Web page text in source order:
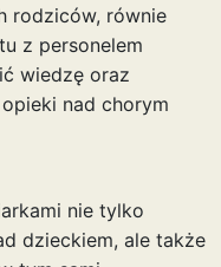
rodziców, równie
z personelem
wiedzę oraz
nad chorym
nie tylko
dzieckiem, ale także